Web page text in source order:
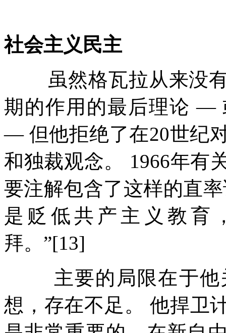
社会主义民主
虽然格瓦拉从来没
期的作用的最后理论 —
— 但他拒绝了在20世纪
和独裁观念。
1966年有
要注解包含了这样的直
是贬低共产主义教育
拜。 ”[13]
主要的局限在于
想，存在不足。
他捍卫